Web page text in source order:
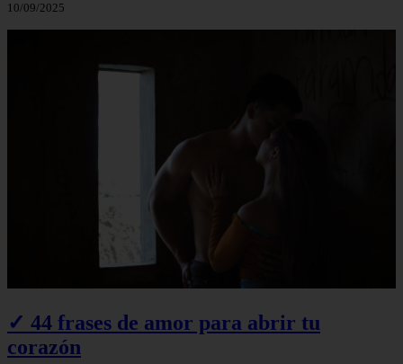
10/09/2025
✓ 44 frases de amor para abrir tu
corazón